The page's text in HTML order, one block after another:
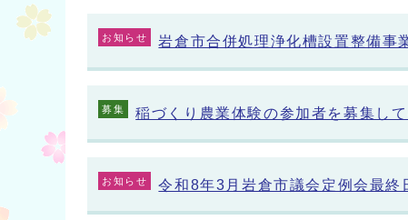
お知らせ 岩倉市合併処理浄化槽設置整備事
募集 稲づくり農業体験の参加者を募集し
お知らせ 令和8年3月岩倉市議会定例会最